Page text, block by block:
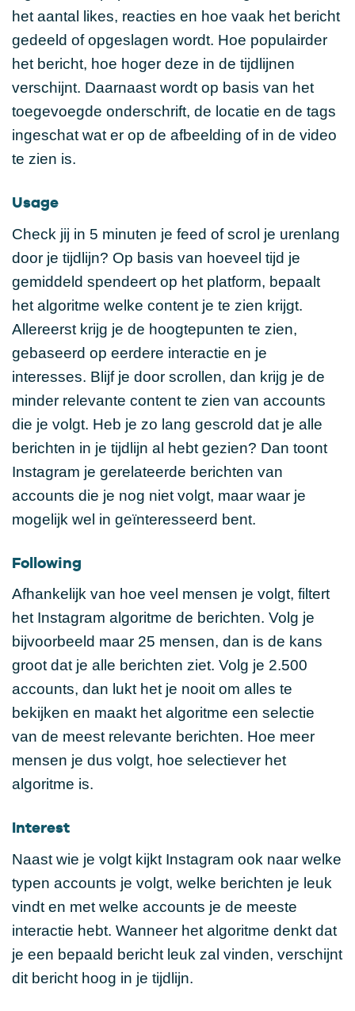
het aantal likes, reacties en hoe vaak het bericht
gedeeld of opgeslagen wordt. Hoe populairder
het bericht, hoe hoger deze in de tijdlijnen
verschijnt. Daarnaast wordt op basis van het
toegevoegde onderschrift, de locatie en de tags
ingeschat wat er op de afbeelding of in de video
te zien is.
Usage
Check jij in 5 minuten je feed of scrol je urenlang
door je tijdlijn? Op basis van hoeveel tijd je
gemiddeld spendeert op het platform, bepaalt
het algoritme welke content je te zien krijgt.
Allereerst krijg je de hoogtepunten te zien,
gebaseerd op eerdere interactie en je
interesses. Blijf je door scrollen, dan krijg je de
minder relevante content te zien van accounts
die je volgt. Heb je zo lang gescrold dat je alle
berichten in je tijdlijn al hebt gezien? Dan toont
Instagram je gerelateerde berichten van
accounts die je nog niet volgt, maar waar je
mogelijk wel in geïnteresseerd bent.
Following
Afhankelijk van hoe veel mensen je volgt, filtert
het Instagram algoritme de berichten. Volg je
bijvoorbeeld maar 25 mensen, dan is de kans
groot dat je alle berichten ziet. Volg je 2.500
accounts, dan lukt het je nooit om alles te
bekijken en maakt het algoritme een selectie
van de meest relevante berichten. Hoe meer
mensen je dus volgt, hoe selectiever het
algoritme is.
Interest
Naast wie je volgt kijkt Instagram ook naar welke
typen accounts je volgt, welke berichten je leuk
vindt en met welke accounts je de meeste
interactie hebt. Wanneer het algoritme denkt dat
je een bepaald bericht leuk zal vinden, verschijnt
dit bericht hoog in je tijdlijn.